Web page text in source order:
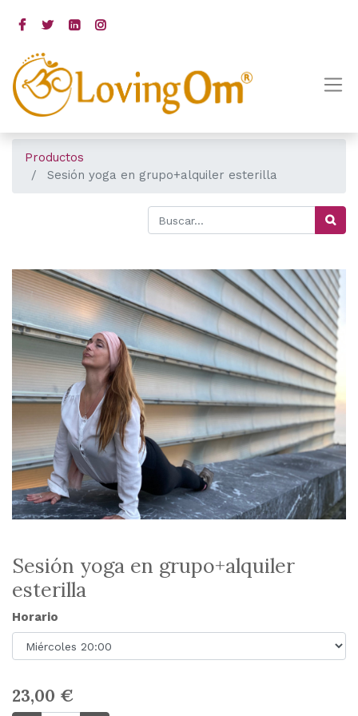
Productos
Sesión yoga en grupo+alquiler esterilla
Sesión yoga en grupo+alquiler
esterilla
Horario
23,00 €